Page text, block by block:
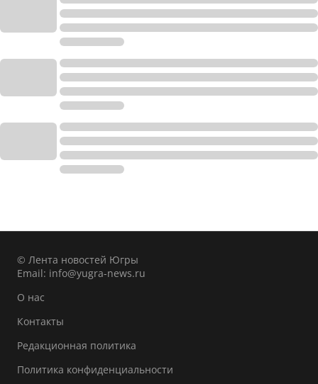
© Лента новостей Югры
Email: info@yugra-news.ru
О нас
Контакты
Редакционная политика
Политика конфиденциальности